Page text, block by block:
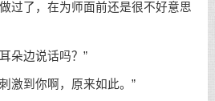
了，在为师面前还是很不好意思
边说话吗？”
到你啊，原来如此。”